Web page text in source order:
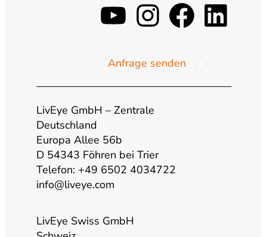
y
u
t
u
b
e
n
s
g
c
n
Anfrage senden
LivEye GmbH – Zentrale
Deutschland
Europa Allee 56b
D 54343 Föhren bei Trier
Telefon: +49 6502 4034722
info@liveye.com
LivEye Swiss GmbH